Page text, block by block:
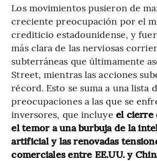
Los movimientos pusieron de
creciente preocupación por el
crediticio estadounidense, y
más clara de las nerviosas
subterráneas que últimamente
Street, mientras las acciones
récord. Esto se suma a una lista
preocupaciones a las que se
inversores, que incluye el cierre
el temor a una burbuja de la
artificial y las renovadas
comerciales entre EE.UU. y